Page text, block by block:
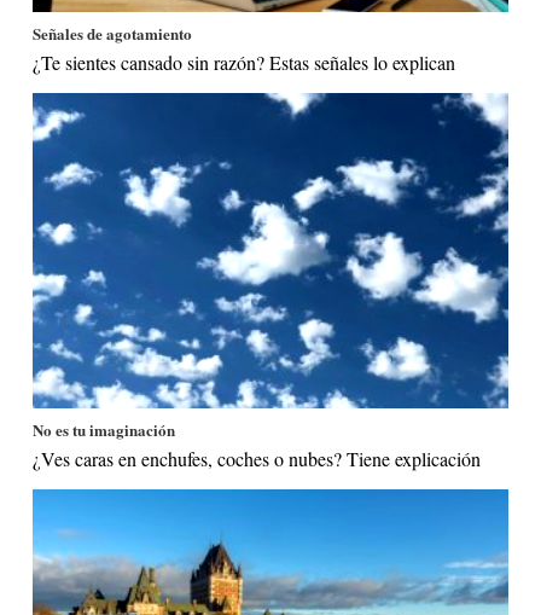
Señales de agotamiento
¿Te sientes cansado sin razón? Estas señales lo explican
No es tu imaginación
¿Ves caras en enchufes, coches o nubes? Tiene explicación